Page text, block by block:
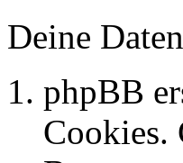
Deine
phpBB
Cookies.